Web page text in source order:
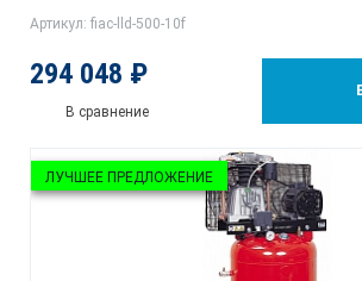
Артикул: fiac-lld-500-10f
294 048 ₽
В сравнение
ЛУЧШЕЕ ПРЕДЛОЖЕНИЕ